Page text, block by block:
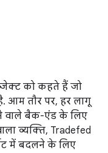
को कहते हैं जो
आम तौर पर, हर लागू
वाले बैक-एंड के लिए
व्यक्ति, Tradefed
में बदलने के लिए